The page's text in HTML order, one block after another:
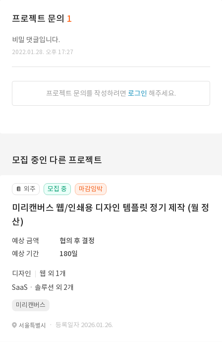
프로젝트 문의 1
비밀 댓글입니다.
2022.01.28. 오후 17:27
프로젝트 문의를 작성하려면 로그인 해주세요.
모집 중인 다른 프로젝트
📔 외주 모집 중 마감임박
미리캔버스 웹/인쇄용 디자인 템플릿 정기 제작 (월 정
산)
예상 금액
협의 후 결정
예상 기간
180일
디자인
웹 외 1개
SaaSㆍ솔루션 외 2개
미리캔버스
서울특별시 · 등록일자 2026.01.26.